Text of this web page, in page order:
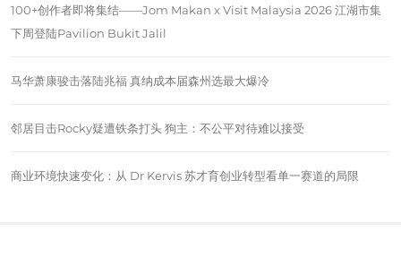
100+创作者即将集结——Jom Makan x Visit Malaysia 2026 江湖市集
下周登陆Pavilion Bukit Jalil
马华萧康骏击落陆兆福 真纳成本届森州选最大爆冷
邻居目击Rocky疑遭铁条打头 狗主：不公平对待难以接受
商业环境快速变化：从 Dr Kervis 苏才育创业转型看单一赛道的局限